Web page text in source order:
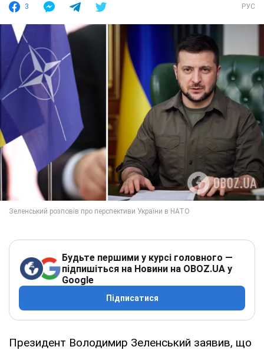
3 РУС
Будьте першими у курсі головного —
підпишіться на Новини на OBOZ.UA у
Google
Підписатися
Президент Володимир Зеленський заявив, що